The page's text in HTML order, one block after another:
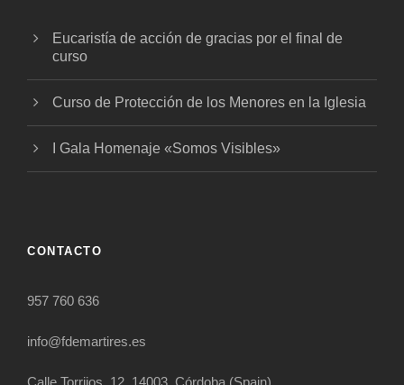
Eucaristía de acción de gracias por el final de
curso
Curso de Protección de los Menores en la Iglesia
I Gala Homenaje «Somos Visibles»
CONTACTO
957 760 636
info@fdemartires.es
Calle Torrijos, 12. 14003. Córdoba (Spain)